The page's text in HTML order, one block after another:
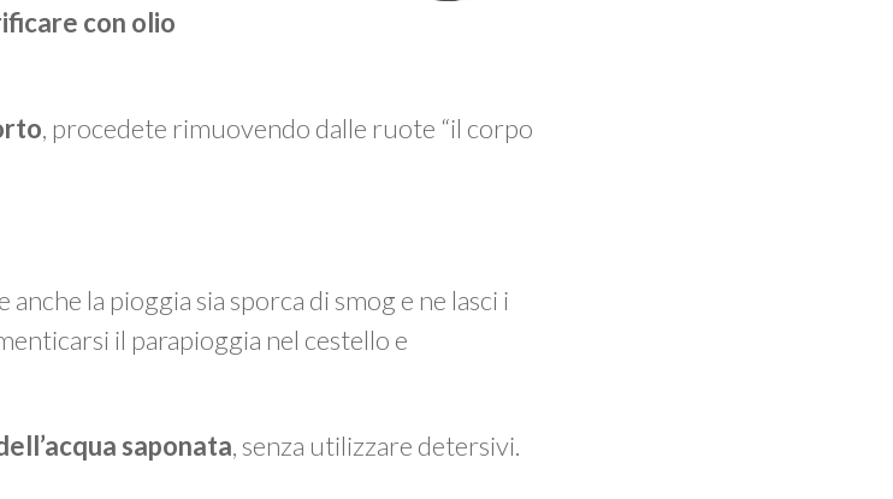
con olio
, procedete rimuovendo dalle ruote “il corpo
la pioggia sia sporca di smog e ne lasci i
il parapioggia nel cestello e
saponata, senza utilizzare detersivi.